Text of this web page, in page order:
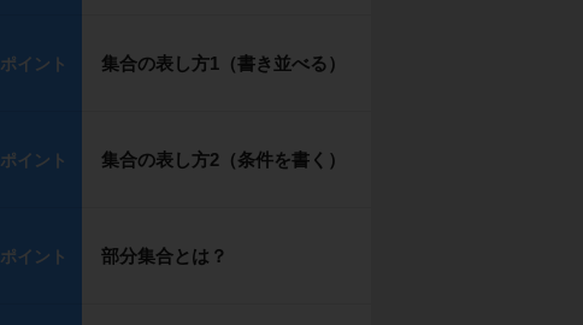
ポイント 集合の表し方1（書き並べる）
ポイント 集合の表し方2（条件を書く）
ポイント 部分集合とは？